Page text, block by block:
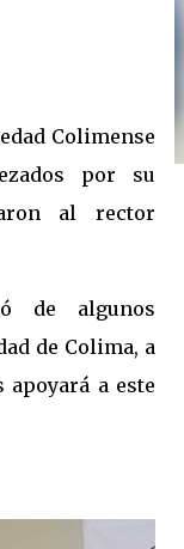
Colimense
por su
al rector
de algunos
de Colima, a
a este